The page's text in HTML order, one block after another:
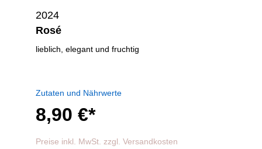
2024
Rosé
lieblich, elegant und fruchtig
Zutaten und Nährwerte
8,90 €*
Preise inkl. MwSt. zzgl. Versandkosten